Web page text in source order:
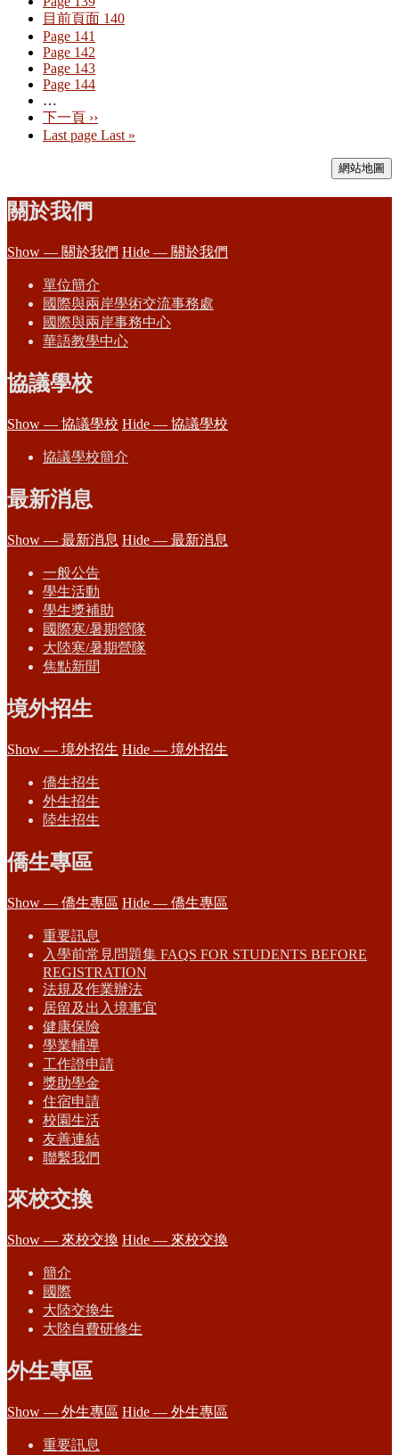
目前頁面 140
Page 141
Page 142
Page 143
Page 144
…
下一頁 ››
Last page Last »
網站地圖
關於我們
Show — 關於我們 Hide — 關於我們
單位簡介
國際與兩岸學術交流事務處
國際與兩岸事務中心
華語教學中心
協議學校
Show — 協議學校 Hide — 協議學校
協議學校簡介
最新消息
Show — 最新消息 Hide — 最新消息
一般公告
學生活動
學生獎補助
國際寒/暑期營隊
大陸寒/暑期營隊
焦點新聞
境外招生
Show — 境外招生 Hide — 境外招生
僑生招生
外生招生
陸生招生
僑生專區
Show — 僑生專區 Hide — 僑生專區
重要訊息
入學前常見問題集 FAQS FOR STUDENTS BEFORE
REGISTRATION
法規及作業辦法
居留及出入境事宜
健康保險
學業輔導
工作證申請
獎助學金
住宿申請
校園生活
友善連結
聯繫我們
來校交換
Show — 來校交換 Hide — 來校交換
簡介
國際
大陸交換生
大陸自費研修生
外生專區
Show — 外生專區 Hide — 外生專區
重要訊息